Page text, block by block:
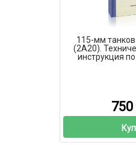
115-мм
(2А20).
инструкция
750